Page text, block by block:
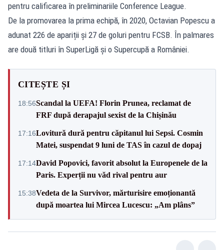
pentru calificarea în preliminariile Conference League.
De la promovarea la prima echipă, în 2020, Octavian Popescu a
adunat 226 de apariții și 27 de goluri pentru FCSB. În palmares
are două titluri în SuperLigă și o Supercupă a României.
CITEȘTE ȘI
18:56Scandal la UEFA! Florin Prunea, reclamat de
FRF după derapajul sexist de la Chișinău
17:16Lovitură dură pentru căpitanul lui Sepsi. Cosmin
Matei, suspendat 9 luni de TAS în cazul de dopaj
17:14David Popovici, favorit absolut la Europenele de la
Paris. Experții nu văd rival pentru aur
15:38Vedeta de la Survivor, mărturisire emoționantă
după moartea lui Mircea Lucescu: „Am plâns”